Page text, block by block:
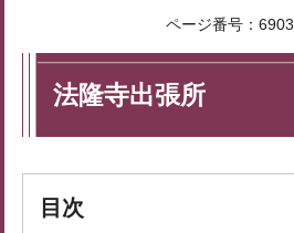
ページ番号：6903
法隆寺出張所
目次